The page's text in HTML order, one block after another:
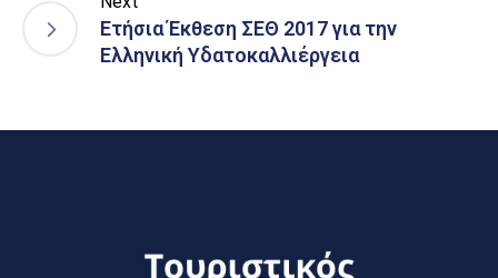
Ετήσια Έκθεση ΣΕΘ 2017 για την
Ελληνική Υδατοκαλλιέργεια